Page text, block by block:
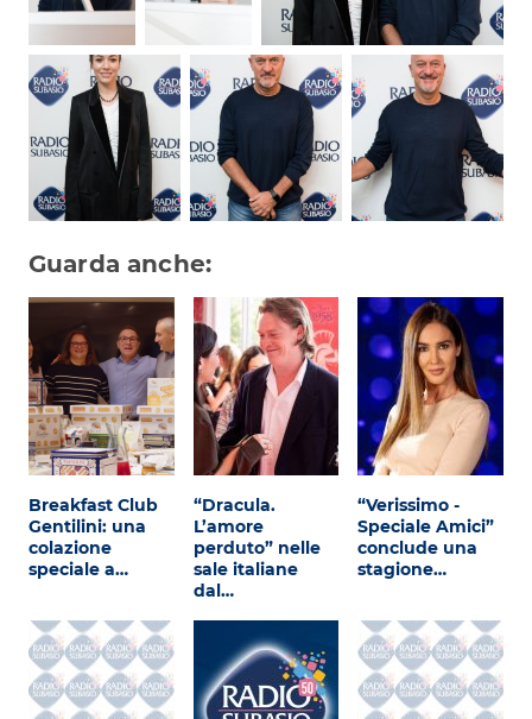
Guarda anche:
Breakfast Club
Gentilini: una
colazione
speciale a…
“Dracula.
L’amore
perduto” nelle
sale italiane
dal…
“Verissimo -
Speciale Amici”
conclude una
stagione…